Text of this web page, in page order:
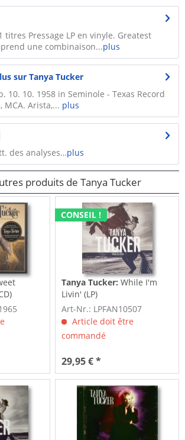
titres Pressage LP en vinyle. Greatest
une combinaison...plus
sur Tanya Tucker
10. 10. 1958 in Seminole - Texas Record
MCA. Arista,... plus
des analyses…plus
produits de Tanya Tucker
CONSEIL !
Tanya Tucker: While I'm
Livin' (LP)
Art-Nr.: LPFAN10507
Article doit être
commandé
29,95 € *